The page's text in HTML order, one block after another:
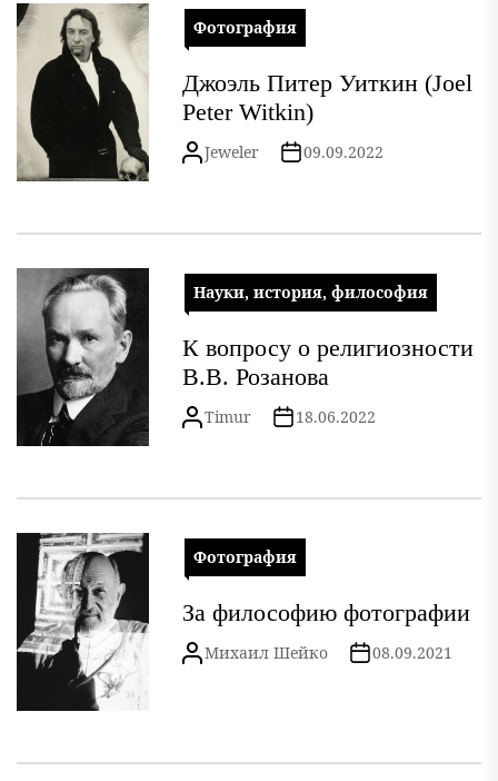
Фотография
Джоэль Питер Уиткин (Joel
Peter Witkin)
Jeweler 09.09.2022
Науки, история, философия
К вопросу о религиозности
В.В. Розанова
Timur 18.06.2022
Фотография
За философию фотографии
Михаил Шейко 08.09.2021